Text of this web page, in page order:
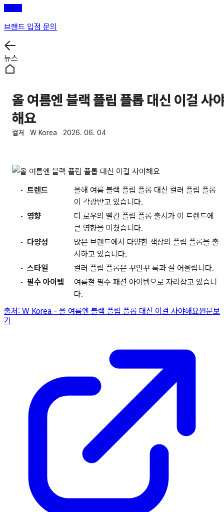
브랜드 입점 문의
뉴스
올 여름엔 블랙 플립 플롭 대신 이걸 사
해요
컬처 W Korea 2026. 06. 04
트렌드
올해 여름 블랙 플립 플롭 대신 컬러 플립 플롭
이 각광받고 있습니다.
영향
더 로우의 빨간 플립 플롭 출시가 이 트렌드에
큰 영향을 미쳤습니다.
다양성
많은 브랜드에서 다양한 색상의 플립 플롭을 출
시하고 있습니다.
스타일
컬러 플립 플롭은 꾸안꾸 룩과 잘 어울립니다.
필수 아이템
여름철 필수 패션 아이템으로 자리잡고 있습니
다.
출처: W Korea - 올 여름엔 블랙 플립 플롭 대신 이걸 사야해요원문보
기